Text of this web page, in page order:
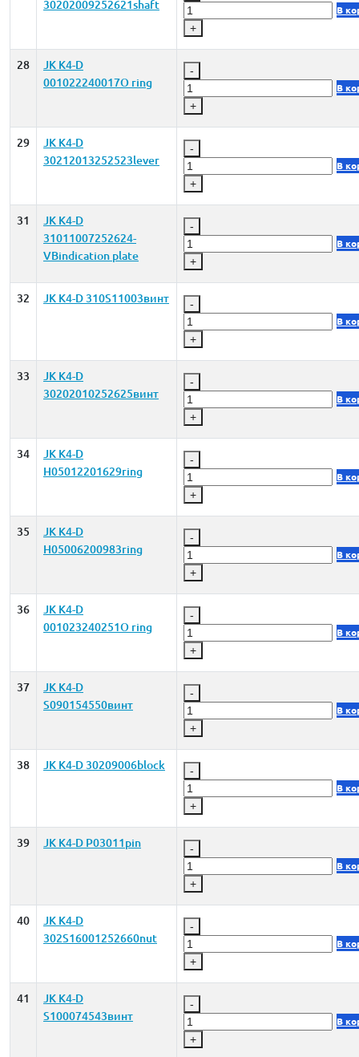
30202009252621shaft
+
В
28
JK K4-D
001022240017O ring
-
+
В
29
JK K4-D
30212013252523lever
-
+
В
31
JK K4-D
31011007252624-
VBindication plate
-
+
В
32 JK K4-D 310S11003винт -
+
В
33
JK K4-D
30202010252625винт
-
+
В
34
JK K4-D
H05012201629ring
-
+
В
35
JK K4-D
H05006200983ring
-
+
В
36
JK K4-D
001023240251O ring
-
+
В
37
JK K4-D
S090154550винт
-
+
В
38 JK K4-D 30209006block -
+
В
39 JK K4-D P03011pin -
+
В
40
JK K4-D
302S16001252660nut
-
+
В
41
JK K4-D
S100074543винт
-
+
В